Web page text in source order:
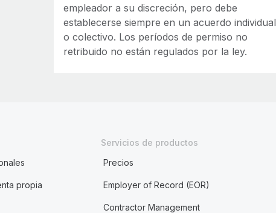
empleador a su discreción, pero debe
establecerse siempre en un acuerdo individual
o colectivo. Los períodos de permiso no
retribuido no están regulados por la ley.
propia
Servicios de productos
Precios
Employer of Record (EOR)
Contractor Management